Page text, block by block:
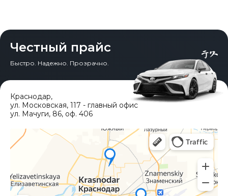
Встроенный видеорегистратор.
Честный прайс
Быстро. Надежно. Прозрачно.
Краснодар,
ул. Московская, 117 - главный офис
ул. Мачуги, 86, оф. 406